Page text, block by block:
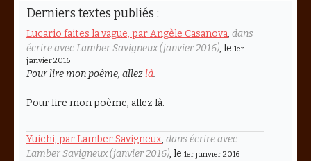
Derniers textes publiés :
Lucario faites la vague, par Angèle Casanova, dans
écrire avec Lamber Savigneux (janvier 2016), le 1er
janvier 2016
Pour lire mon poème, allezlà.
Pour lire mon poème, allez là.
Yuichi, par Lamber Savigneux, dans écrire avec
Lamber Savigneux (janvier 2016), le 1er janvier 2016